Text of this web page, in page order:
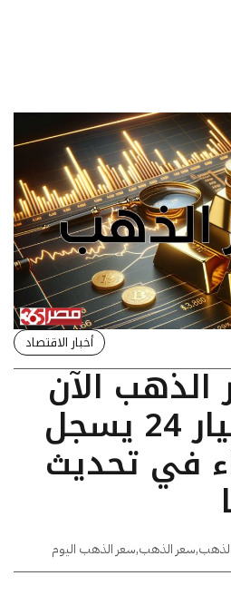
أخبار الاقتصاد
الذهب الآن
في مصر: عيار 24 يسجل
في تحديث
الذهب,سعر الذهب,سعر الذهب اليوم